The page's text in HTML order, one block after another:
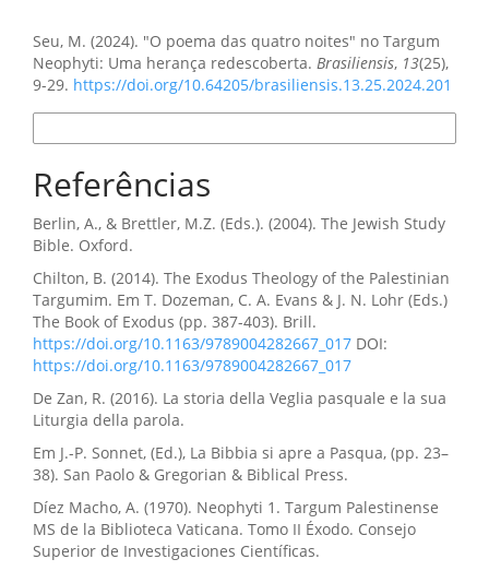
Seu, M. (2024). "O poema das quatro noites" no Targum
Neophyti: Uma herança redescoberta. Brasiliensis, 13(25),
9-29. https://doi.org/10.64205/brasiliensis.13.25.2024.201
Referências
Berlin, A., & Brettler, M.Z. (Eds.). (2004). The Jewish Study
Bible. Oxford.
Chilton, B. (2014). The Exodus Theology of the Palestinian
Targumim. Em T. Dozeman, C. A. Evans & J. N. Lohr (Eds.)
The Book of Exodus (pp. 387-403). Brill.
https://doi.org/10.1163/9789004282667_017 DOI:
https://doi.org/10.1163/9789004282667_017
De Zan, R. (2016). La storia della Veglia pasquale e la sua
Liturgia della parola.
Em J.-P. Sonnet, (Ed.), La Bibbia si apre a Pasqua, (pp. 23–
38). San Paolo & Gregorian & Biblical Press.
Díez Macho, A. (1970). Neophyti 1. Targum Palestinense
MS de la Biblioteca Vaticana. Tomo II Éxodo. Consejo
Superior de Investigaciones Científicas.